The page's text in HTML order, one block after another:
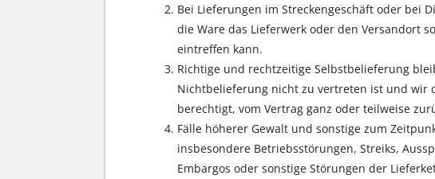
Bei Lieferungen im Streckengeschäft oder bei
die Ware das Lieferwerk oder den Versandort
eintreffen kann.
Richtige und rechtzeitige Selbstbelieferung
Nichtbelieferung nicht zu vertreten ist und wir
berechtigt, vom Vertrag ganz oder teilweise
Fälle höherer Gewalt und sonstige zum
insbesondere Betriebsstörungen, Streiks,
Embargos oder sonstige Störungen der